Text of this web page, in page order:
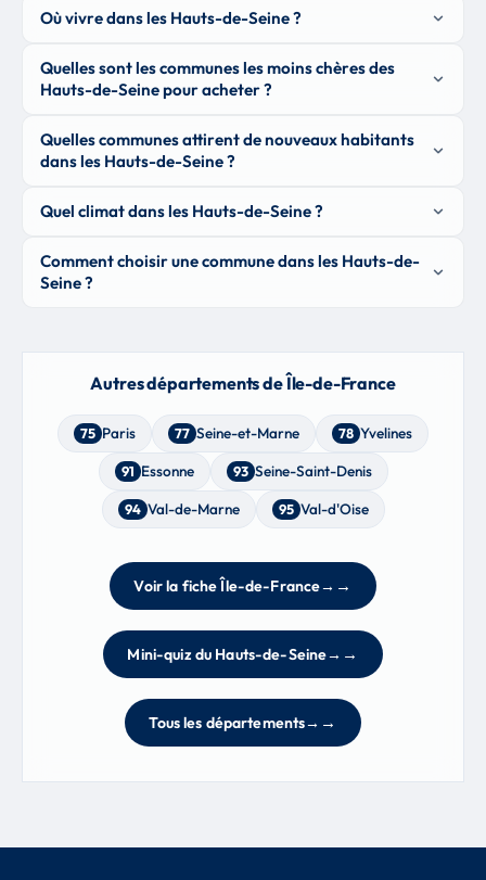
Où vivre dans les Hauts-de-Seine ?
Quelles sont les communes les moins chères des
Hauts-de-Seine pour acheter ?
Quelles communes attirent de nouveaux habitants
dans les Hauts-de-Seine ?
Quel climat dans les Hauts-de-Seine ?
Comment choisir une commune dans les Hauts-de-
Seine ?
Autres départements de Île-de-France
75 Paris 77 Seine-et-Marne 78 Yvelines
91 Essonne 93 Seine-Saint-Denis
94 Val-de-Marne 95 Val-d'Oise
Voir la fiche Île-de-France→
Mini-quiz du Hauts-de-Seine→
Tous les départements→